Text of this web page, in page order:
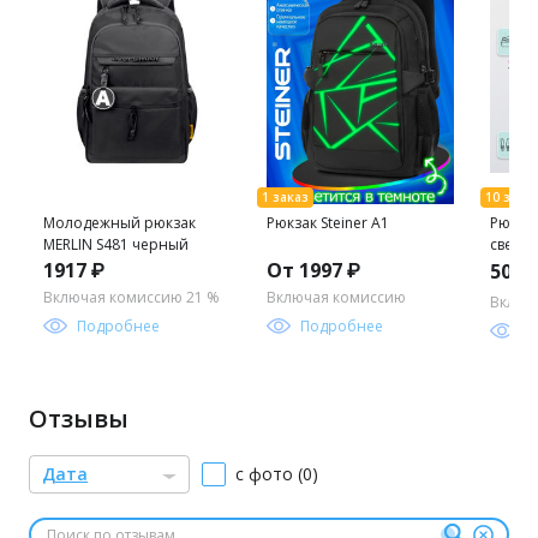
Молодежный рюкзак
MERLIN S481 черный
1917 ₽
Включая комиссию 21 %
Подробнее
Рюкзак Steiner A1
От 1997 ₽
Включая комиссию
Подробнее
506
Отзывы
Дата с фото (0)